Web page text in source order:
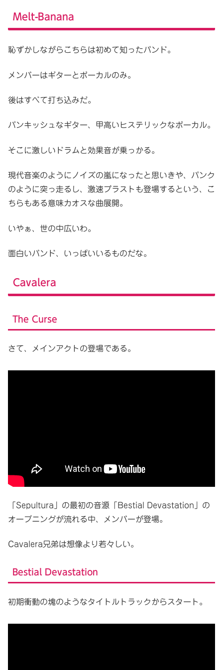
Melt-Banana
恥ずかしながらこちらは初めて知ったバンド。
メンバーはギターとボーカルのみ。
後はすべて打ち込みだ。
パンキッシュなギター、甲高いヒステリックなボーカル。
そこに激しいドラムと効果音が乗っかる。
現代音楽のようにノイズの嵐になったと思いきや、パンク
のように突っ走るし、激速ブラストも登場するという、こ
ちらもある意味カオスな曲展開。
いやぁ、世の中広いわ。
面白いバンド、いっぱいいるものだな。
Cavalera
The Curse
さて、メインアクトの登場である。
「Sepultura」の最初の音源「Bestial Devastation」の
オープニングが流れる中、メンバーが登場。
Cavalera兄弟は想像より若々しい。
Bestial Devastation
初期衝動の塊のようなタイトルトラックからスタート。